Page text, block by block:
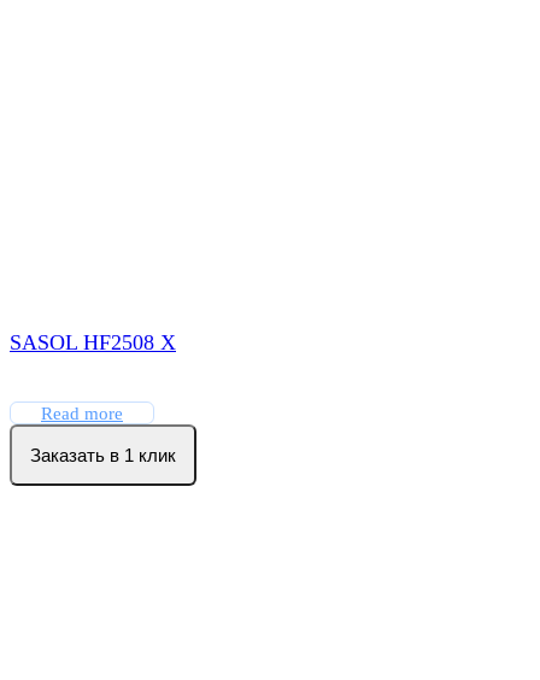
SASOL HF2508 X
Read more
Заказать в 1 клик